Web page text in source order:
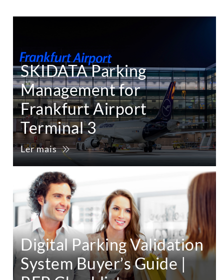
SKIDATA Parking
Management for
Frankfurt Airport
Terminal 3
Ler mais
Digital Parking Validation
System Buyer’s Guide |